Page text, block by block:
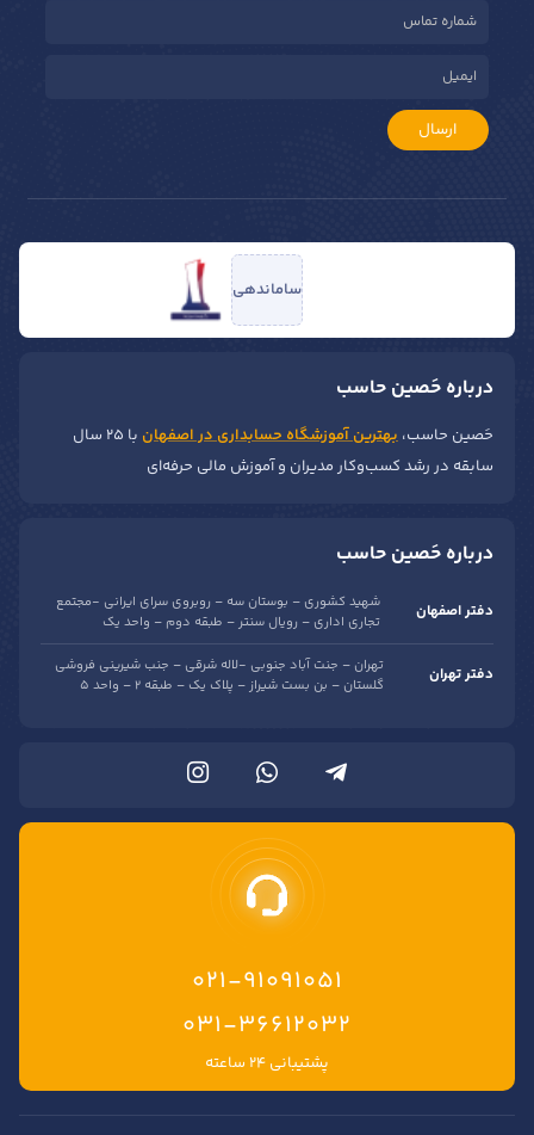
ارسال
ساماندهی
درباره حَصین حاسب
حَصین حاسب، بهترین آموزشگاه حسابداری در اصفهان
با ۲۵ سال
سابقه در رشد کسب‌وکار مدیران و آموزش مالی حرفه‌ای
درباره حَصین حاسب
دفتر اصفهان
شهید کشوری – بوستان سه – روبروی سرای ایرانی -مجتمع
تجاری اداری – رویال سنتر – طبقه دوم – واحد یک
دفتر تهران
تهران – جنت آباد جنوبی -لاله شرقی – جنب شیرینی فروشی
گلستان – بن بست شیراز – پلاک یک – طبقه 2 – واحد 5
021-91091051
۰۳۱-۳۶۶۱۲۰۳۲
پشتیبانی ۲۴ ساعته